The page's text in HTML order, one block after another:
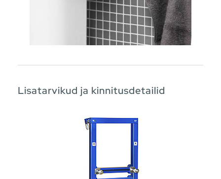
Lisatarvikud ja kinnitusdetailid